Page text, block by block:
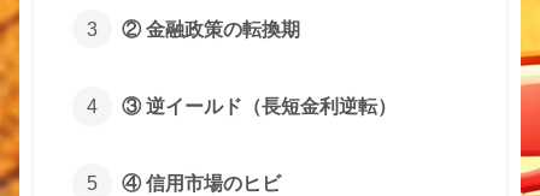
② 金融政策の転換期
③ 逆イールド（長短金利逆転）
④ 信用市場のヒビ